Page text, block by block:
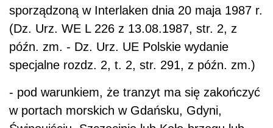
sporządzoną w Interlaken dnia 20 maja 1987 r.
(Dz. Urz. WE L 226 z 13.08.1987, str. 2, z
późn. zm. - Dz. Urz. UE Polskie wydanie
specjalne rozdz. 2, t. 2, str. 291, z późn. zm.)
- pod warunkiem, że tranzyt ma się zakończyć
w portach morskich w Gdańsku, Gdyni,